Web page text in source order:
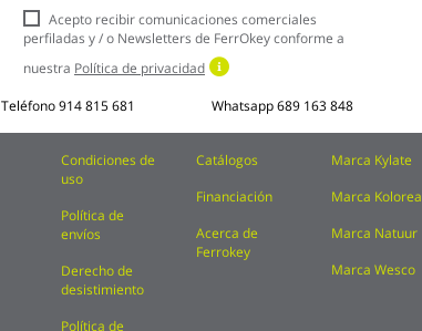
boletín
noticias:
Acepto recibir comunicaciones comerciales
perfiladas y / o Newsletters de FerrOkey conforme a
nuestra Política de privacidad
Teléfono914 815 681 Whatsapp689 163 848
Condiciones de
uso
Política de
envíos
Derecho de
desistimiento
Política de
Catálogos
Financiación
Acerca de
Ferrokey
Marca Kylate
Marca Kolorea
Marca Natuur
Marca Wesco